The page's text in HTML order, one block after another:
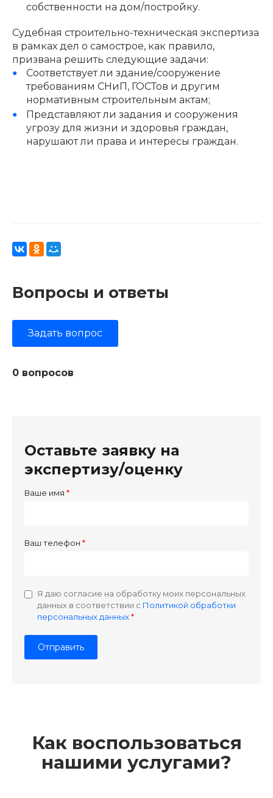
собственности на дом/постройку.
Судебная строительно-техническая экспертиза
в рамках дел о самострое, как правило,
призвана решить следующие задачи:
Соответствует ли здание/сооружение
требованиям СНиП, ГОСТов и другим
нормативным строительным актам;
Представляют ли задания и сооружения
угрозу для жизни и здоровья граждан,
нарушают ли права и интересы граждан.
Вопросы и ответы
Задать вопрос
0 вопросов
Оставьте заявку на
экспертизу/оценку
Ваше имя
Ваш телефон
Я даю согласие на обработку моих персональных
данных в соответствии с Политикой обработки
персональных данных
Как воспользоваться
нашими услугами?